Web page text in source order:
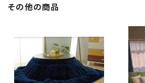
その他の商品